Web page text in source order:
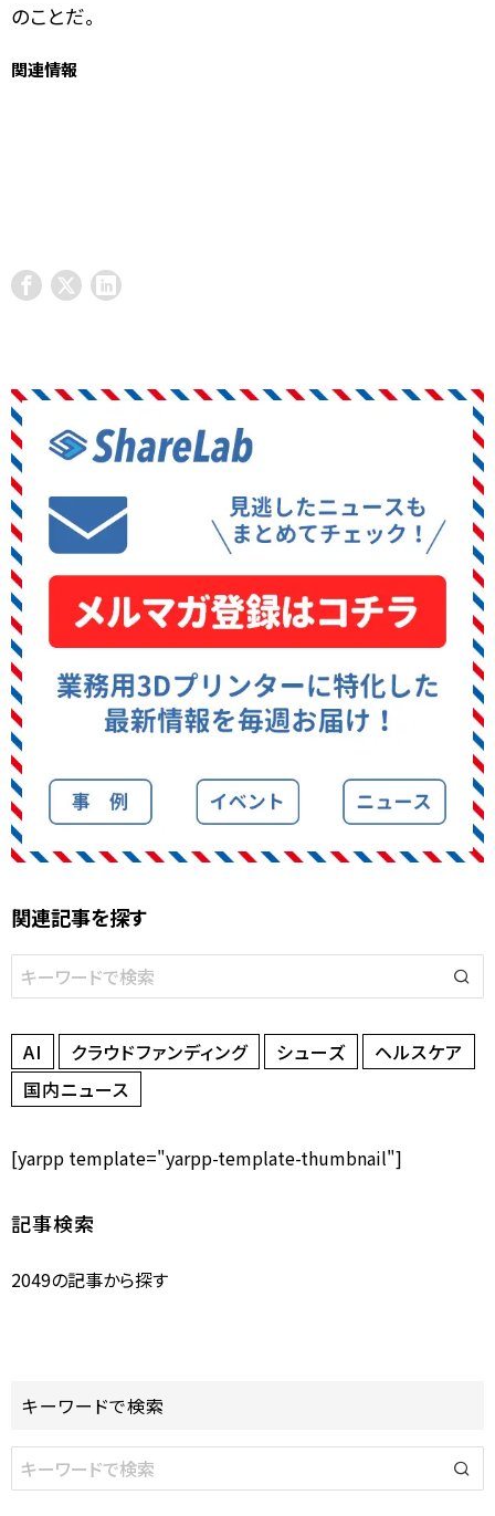
のことだ。
関連情報
関連記事を探す
AI クラウドファンディング シューズ
ヘルスケア
国内ニュース
[yarpp template="yarpp-template-thumbnail"]
記事検索
2049の記事から探す
キーワードで検索